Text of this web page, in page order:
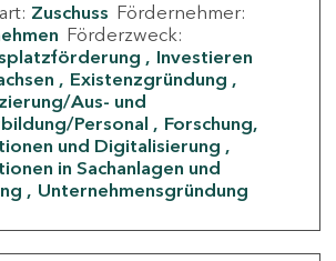
Zuschuss Fördernehmer:
Förderzweck:
Investieren
Existenzgründung
Aus- und
Personal
Forschung,
und Digitalisierung
in Sachanlagen und
Unternehmensgründung